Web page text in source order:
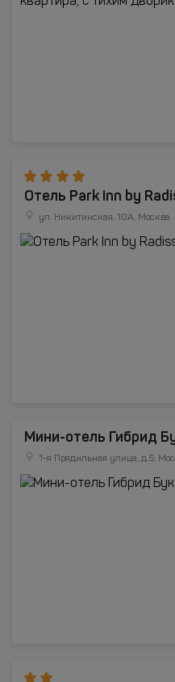
Отель Park Inn by
ул. Никитинская, 10А, Москва
Мини-отель Гибрид
1-я Прядильная улица, д.5,